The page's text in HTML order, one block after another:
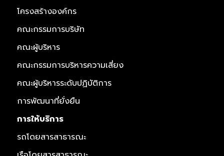
โครงสร้างองค์กร
คณะกรรมการบริษัท
คณะผู้บริหาร
คณะกรรมการบริหารความเสี่ยง
คณะผู้บริหารระดับปฏิบัติการ
การพัฒนาที่ยั่งยืน
การให้บริการ
รถโดยสารสาธารณะ